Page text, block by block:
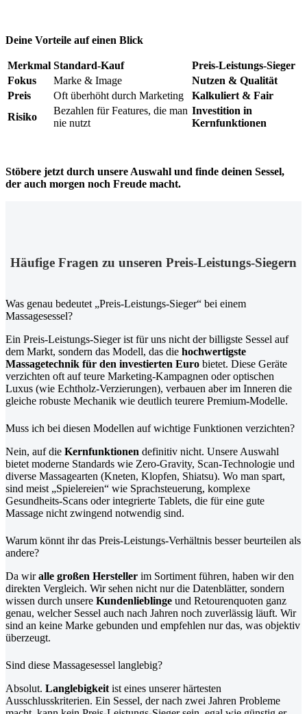
Deine Vorteile auf einen Blick
Merkmal Standard-Kauf
Preis-Leistungs-Sieger
Fokus
Marke & Image
Nutzen & Qualität
Preis
Oft überhöht durch Marketing
Kalkuliert & Fair
Risiko
Bezahlen für Features, die man
nie nutzt
Investition in
Kernfunktionen
Stöbere jetzt durch unsere Auswahl und finde deinen Sessel,
der auch morgen noch Freude macht.
Häufige Fragen zu unseren Preis-Leistungs-Siegern
Was genau bedeutet „Preis-Leistungs-Sieger“ bei einem
Massagesessel?
Ein Preis-Leistungs-Sieger ist für uns nicht der billigste Sessel auf
dem Markt, sondern das Modell, das die hochwertigste
Massagetechnik für den investierten Euro bietet. Diese Geräte
verzichten oft auf teure Marketing-Kampagnen oder optischen
Luxus (wie Echtholz-Verzierungen), verbauen aber im Inneren die
gleiche robuste Mechanik wie deutlich teurere Premium-Modelle.
Muss ich bei diesen Modellen auf wichtige Funktionen verzichten?
Nein, auf die Kernfunktionen definitiv nicht. Unsere Auswahl
bietet moderne Standards wie Zero-Gravity, Scan-Technologie und
diverse Massagearten (Kneten, Klopfen, Shiatsu). Wo man spart,
sind meist „Spielereien“ wie Sprachsteuerung, komplexe
Gesundheits-Scans oder integrierte Tablets, die für eine gute
Massage nicht zwingend notwendig sind.
Warum könnt ihr das Preis-Leistungs-Verhältnis besser beurteilen als
andere?
Da wiralle großen Hersteller im Sortiment führen, haben wir den
direkten Vergleich. Wir sehen nicht nur die Datenblätter, sondern
wissen durch unsere Kundenlieblinge und Retourenquoten ganz
genau, welcher Sessel auch nach Jahren noch zuverlässig läuft. Wir
sind an keine Marke gebunden und empfehlen nur das, was objektiv
überzeugt.
Sind diese Massagesessel langlebig?
Absolut. Langlebigkeit ist eines unserer härtesten
Ausschlusskriterien. Ein Sessel, der nach zwei Jahren Probleme